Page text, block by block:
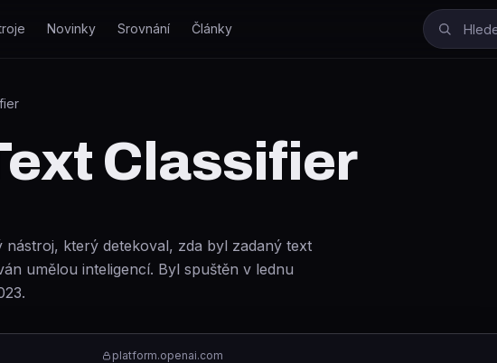
Novinky Srovnání Články
Classifier
který detekoval, zda byl zadaný text
umělou inteligencí. Byl spuštěn v lednu
platform.openai.com